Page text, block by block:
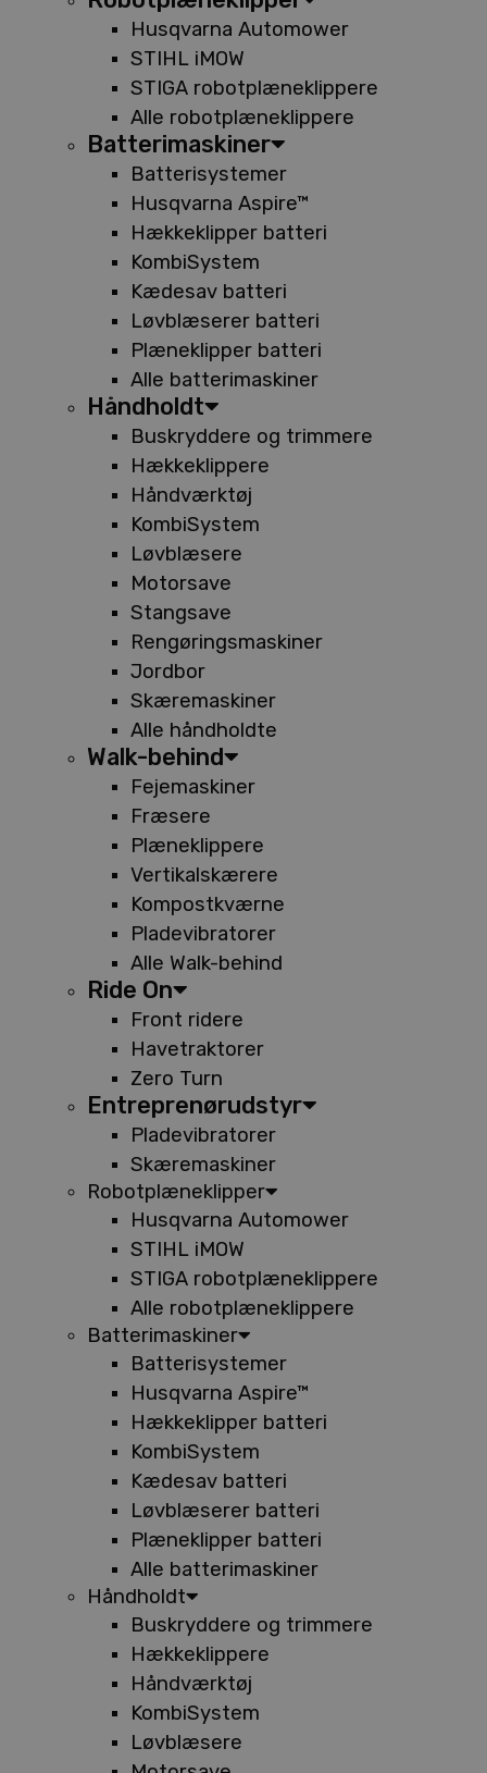
Husqvarna Automower
STIHL iMOW
STIGA robotplæneklippere
Alle robotplæneklippere
Batterimaskiner
Batterisystemer
Husqvarna Aspire™
Hækkeklipper batteri
KombiSystem
Kædesav batteri
Løvblæserer batteri
Plæneklipper batteri
Alle batterimaskiner
Håndholdt
Buskryddere og trimmere
Hækkeklippere
Håndværktøj
KombiSystem
Løvblæsere
Motorsave
Stangsave
Rengøringsmaskiner
Jordbor
Skæremaskiner
Alle håndholdte
Walk-behind
Fejemaskiner
Fræsere
Plæneklippere
Vertikalskærere
Kompostkværne
Pladevibratorer
Alle Walk-behind
Ride On
Front ridere
Havetraktorer
Zero Turn
Entreprenørudstyr
Pladevibratorer
Skæremaskiner
Robotplæneklipper
Husqvarna Automower
STIHL iMOW
STIGA robotplæneklippere
Alle robotplæneklippere
Batterimaskiner
Batterisystemer
Husqvarna Aspire™
Hækkeklipper batteri
KombiSystem
Kædesav batteri
Løvblæserer batteri
Plæneklipper batteri
Alle batterimaskiner
Håndholdt
Buskryddere og trimmere
Hækkeklippere
Håndværktøj
KombiSystem
Løvblæsere